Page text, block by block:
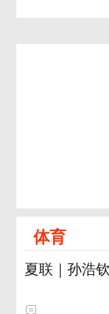
体育
夏联｜孙浩